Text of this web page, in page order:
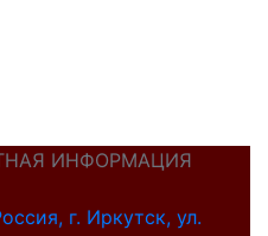
ИНФОРМАЦИЯ
г. Иркутск, ул.